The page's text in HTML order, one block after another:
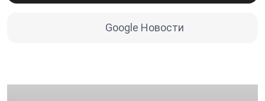
Google Новости